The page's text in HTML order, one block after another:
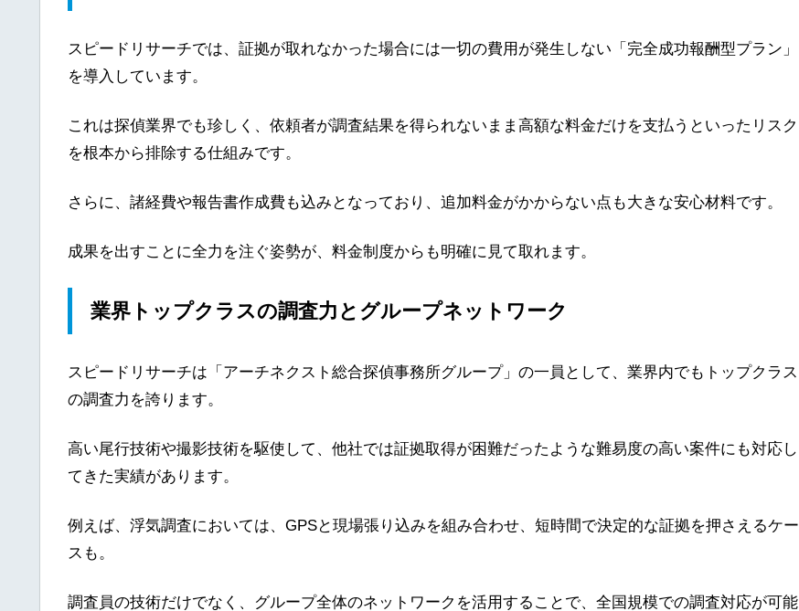
スピードリサーチでは、証拠が取れなかった場合には一切の費用が発生しない「完全成功報酬型プラン」
を導入しています。
これは探偵業界でも珍しく、依頼者が調査結果を得られないまま高額な料金だけを支払うといったリスク
を根本から排除する仕組みです。
さらに、諸経費や報告書作成費も込みとなっており、追加料金がかからない点も大きな安心材料です。
成果を出すことに全力を注ぐ姿勢が、料金制度からも明確に見て取れます。
業界トップクラスの調査力とグループネットワーク
スピードリサーチは「アーチネクスト総合探偵事務所グループ」の一員として、業界内でもトップクラス
の調査力を誇ります。
高い尾行技術や撮影技術を駆使して、他社では証拠取得が困難だったような難易度の高い案件にも対応し
てきた実績があります。
例えば、浮気調査においては、GPSと現場張り込みを組み合わせ、短時間で決定的な証拠を押さえるケー
スも。
調査員の技術だけでなく、グループ全体のネットワークを活用することで、全国規模での調査対応が可能